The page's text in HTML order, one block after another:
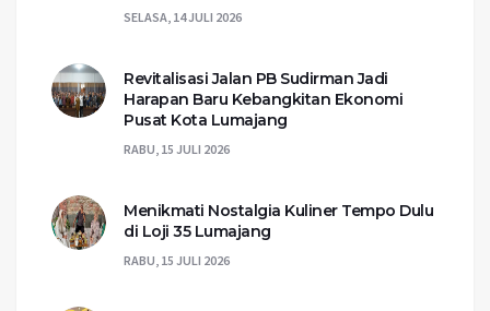
SELASA, 14 JULI 2026
Revitalisasi Jalan PB Sudirman Jadi
Harapan Baru Kebangkitan Ekonomi
Pusat Kota Lumajang
RABU, 15 JULI 2026
Menikmati Nostalgia Kuliner Tempo Dulu
di Loji 35 Lumajang
RABU, 15 JULI 2026